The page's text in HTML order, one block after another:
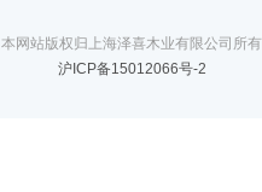
本网站版权归上海泽喜木业有限公司所有
沪ICP备15012066号-2